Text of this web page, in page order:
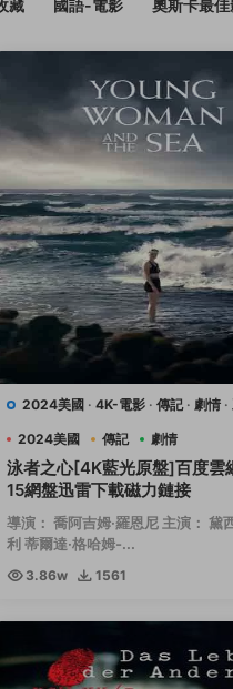
藏 國語-電影 奧斯卡最
2024美國 · 4K-電影 · 傳記· 劇情 ·
2024美國
傳記 劇情
泳者之心[4K藍光原盤]百度雲
15網盤迅雷下載磁力鏈接
導演： 喬阿吉姆·羅恩尼 主演： 黛
利 蒂爾達·格哈姆-...
3.86w 1561